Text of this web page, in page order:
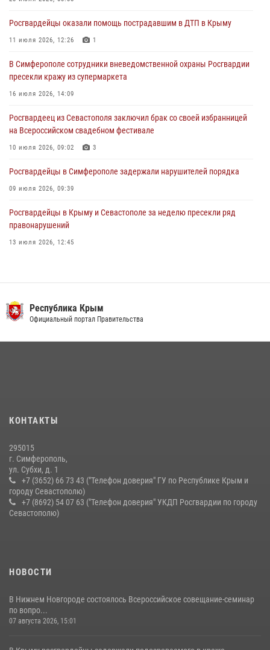
03 августа 2026, 14:08
В Симферополе росгвардейцы задержали гражданина,
подозреваемого в совершении серии краж
Росгвардейцы оперативно задержали нарушителя на охраняемом
объекте в Севастополе
Росгвардейцы оказали помощь пострадавшим в ДТП в Крыму
11 июля 2026, 12:26 1
В Симферополе сотрудники вневедомственной охраны Росгвардии
пресекли кражу из супермаркета
16 июля 2026, 14:09
Росгвардеец из Севастополя заключил брак со своей избранницей
на Всероссийском свадебном фестивале
10 июля 2026, 09:02 3
Росгвардейцы в Симферополе задержали нарушителей порядка
09 июля 2026, 09:39
Росгвардейцы в Крыму и Севастополе за неделю пресекли ряд
правонарушений
13 июля 2026, 12:45
В Ялте росгвардейцы задержали подозреваемого в краже
серию правонарушений в Севастополе
Республика Крым
Официальный портал Правительства
КОНТАКТЫ
295015
г. Симферополь,
ул. Субхи, д. 1
+7 (3652) 66 73 43 ("Телефон доверия" ГУ по Республике Крым и
городу Севастополю)
+7 (8692) 54 07 63 ("Телефон доверия" УКДП Росгвардии по городу
Севастополю)
НОВОСТИ
В Нижнем Новгороде состоялось Всероссийское совещание-семинар
по вопро...
07 августа 2026, 15:01